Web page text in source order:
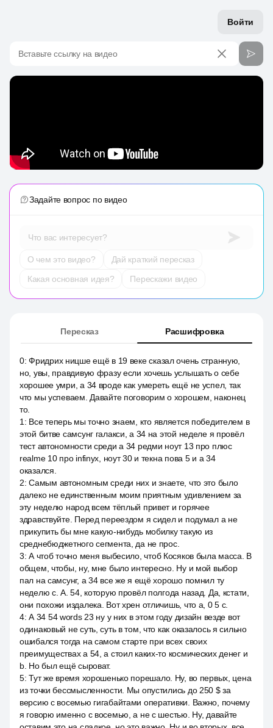
Войти
Вставьте ссылку на видео
Задайте вопрос по видео
Что вас интересует?
О чем это видео?
Дай краткий пересказ
Какая основная идея?
Перескажи видео
Пересказ Расшифровка
0:Фридрих ницше ещё в 19 веке сказал очень странную,
но, увы, правдивую фразу если хочешь услышать о себе
хорошее умри, а 34 вроде как умереть ещё не успел, так
что мы успеваем. Давайте поговорим о хорошем, наконец
то.
1 : Все теперь мы точно знаем, кто является победителем в
этой битве самсунг галакси, а 34 на этой неделе я провёл
тест автономности среди а 34 редми ноут 13 про плюс
realme 10 про infinyx, ноут 30 и текна пова 5 и а 34
оказался.
2:Самым автономным среди них и знаете, что это было
далеко не единственным моим приятным удивлением за
эту неделю народ всем тёплый привет и горячее
здравствуйте. Перед переездом я сидел и подумал а не
прикупить бы мне какую-нибудь мобилку такую из
среднебюджетного сегмента, да не прос.
3:А чтоб точно меня выбесило, чтоб Косяков была масса. В
общем, чтобы, ну, мне было интересно. Ну и мой выбор
пал на самсунг, а 34 все же я ещё хорошо помнил ту
неделю с. А. 54, которую провёл полгода назад. Да, кстати,
они похожи издалека. Вот хрен отличишь, что а, 0 5 с.
4:А 34 54 words 23 ну у них в этом году дизайн везде вот
одинаковый не суть, суть в том, что как оказалось я сильно
ошибался тогда на самом старте при всех своих
преимуществах а 54, а стоил каких-то космических денег и
b. Но был ещё сыроват.
5:Тут же время хорошенько порешало. Ну, во первых, цена
из точки бессмысленности. Мы опустились до 250 $ за
версию с восемью гигабайтами оперативки. Важно, почему
я говорю именно с восемью, а не с шестью. Ну, давайте